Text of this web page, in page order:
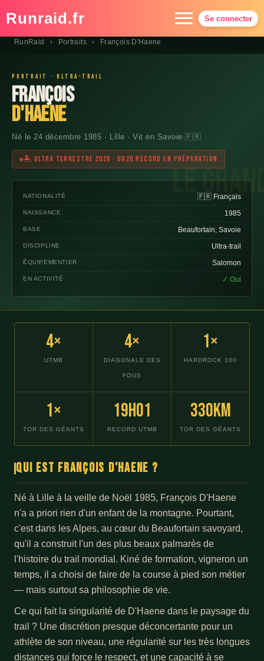
Runraid.fr
Grandes courses
Portraits
Contact
Se connecter
RunRaid › Portraits › François D'Haene
Portrait · Ultra-trail
François
D'Haene
Né le 24 décembre 1985 · Lille · Vit en Savoie 🇫🇷
🏝 Ultra Terrestre 2026 · GR20 Record en préparation
NATIONALITÉ 🇫🇷 Français
NAISSANCE 1985
BASE Beaufortain, Savoie
DISCIPLINE Ultra-trail
ÉQUIPEMENTIER Salomon
EN ACTIVITÉ ✓ Oui
4×
UTMB
4×
DIAGONALE DES
FOUS
1×
HARDROCK 100
1×
TOR DES GÉANTS
19h01
RECORD UTMB
330km
TOR DES GÉANTS
Qui est François D'Haene ?
Né à Lille à la veille de Noël 1985, François D'Haene
n'a a priori rien d'un enfant de la montagne. Pourtant,
c'est dans les Alpes, au cœur du Beaufortain savoyard,
qu'il a construit l'un des plus beaux palmarès de
l'histoire du trail mondial. Kiné de formation, vigneron un
temps, il a choisi de faire de la course à pied son métier
— mais surtout sa philosophie de vie.
Ce qui fait la singularité de D'Haene dans le paysage du
trail ? Une discrétion presque déconcertante pour un
athlète de son niveau, une régularité sur les très longues
distances qui force le respect, et une capacité à se